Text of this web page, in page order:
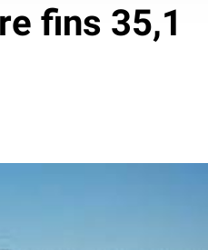
fins 35,1